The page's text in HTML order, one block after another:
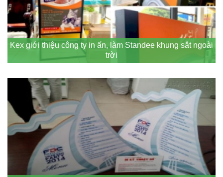
Kex giới thiệu công ty in ấn, làm Standee khung sắt ngoài
trời